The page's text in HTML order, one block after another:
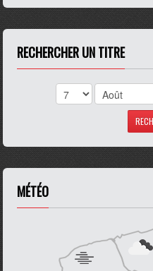
RECHERCHER UN TITRE
MÉTÉO